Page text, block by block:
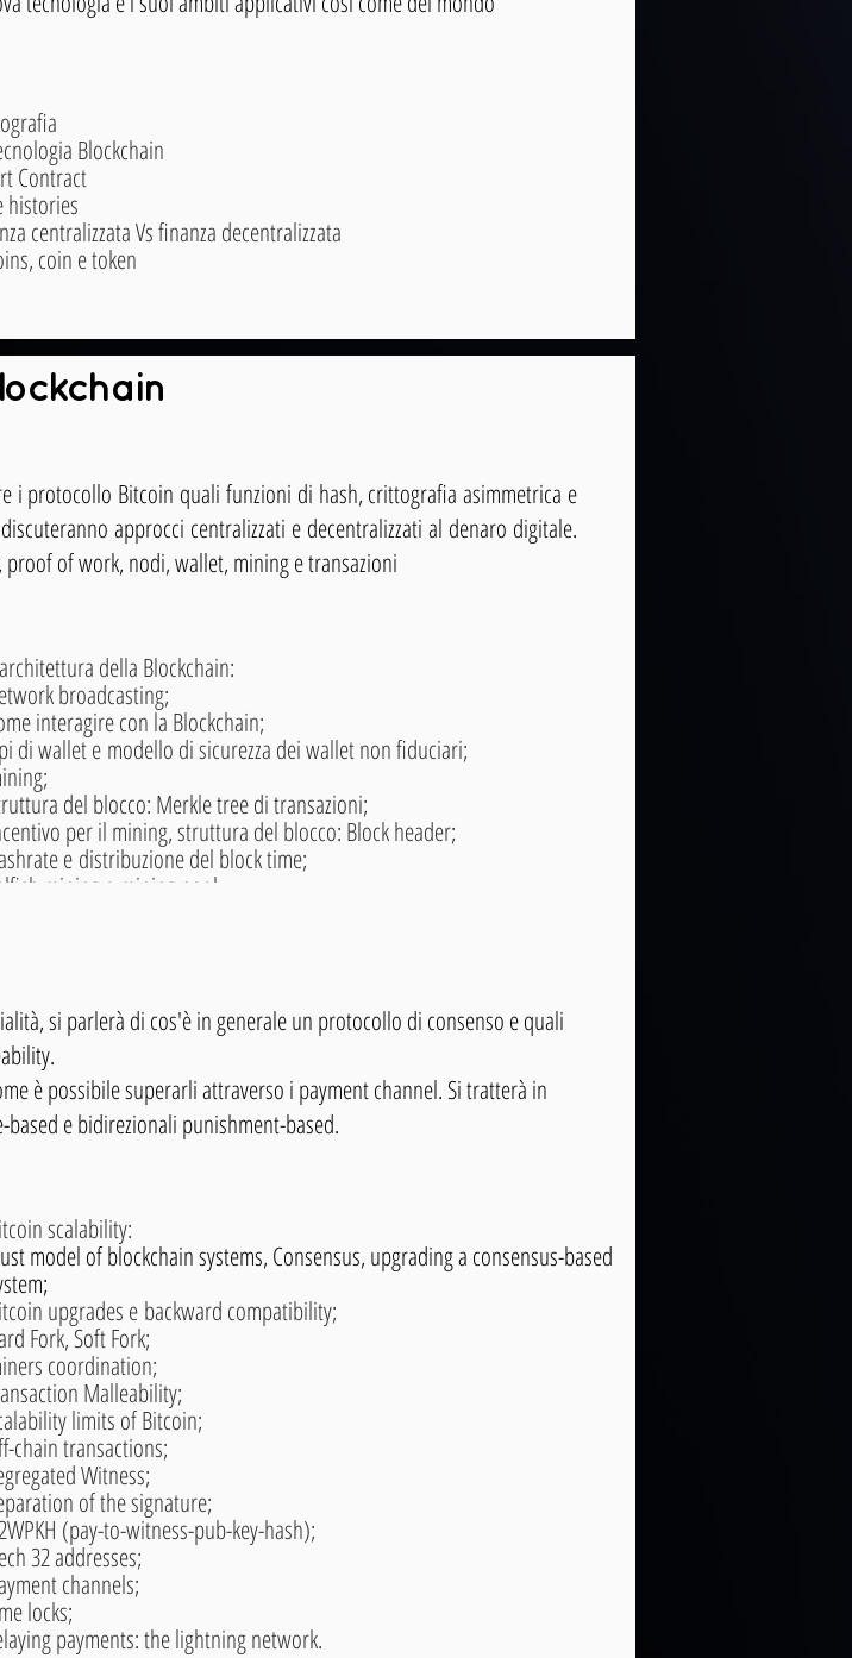
Blockchain
Contract
histories
centralizzata Vs finanza decentralizzata
coin e token
i protocollo Bitcoin quali funzioni di hash, crittografia asimmetrica e
approcci centralizzati e decentralizzati al denaro digitale.
of work, nodi, wallet, mining e transazioni
della Blockchain:
broadcasting;
interagire con la Blockchain;
di wallet e modello di sicurezza dei wallet non fiduciari;
del blocco: Merkle tree di transazioni;
per il mining, struttura del blocco: Block header;
e distribuzione del block time;
mining e mining pool;
backups;
deterministic wallets;
phrase.
si parlerà di cos'è in generale un protocollo di consenso e quali
è possibile superarli attraverso i payment channel. Si tratterà in
e bidirezionali punishment-based.
scalability:
model of blockchain systems, Consensus, upgrading a consensus-based
upgrades e backward compatibility;
Fork, Soft Fork;
coordination;
Malleability;
limits of Bitcoin;
chain transactions;
Witness;
of the signature;
(pay-to-witness-pub-key-hash);
32 addresses;
channels;
locks;
payments: the lightning network.